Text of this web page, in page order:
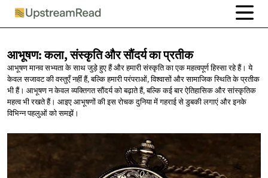
आभूषण: कला, संस्कृति और सौंदर्यका प्रतीक
आभूषण मानव सभ्यता के साथ जुड़े हुए हैं और हमारी संस्कृति का एक महत्वपूर्ण हिस्सा रहे हैं। ये
केवल सजावट की वस्तुएँ नहीं हैं, बल्कि हमारी परंपराओं, विश्वासों और सामाजिक स्थिति के प्रतीक
भी हैं। आभूषण न केवल व्यक्तिगत सौंदर्य को बढ़ाते हैं, बल्कि कई बार ऐतिहासिक और सांस्कृतिक
महत्व भी रखते हैं। आइए आभूषणों की इस रोचक दुनिया में गहराई से डुबकी लगाएं और इनके
विभिन्न पहलुओं को समझें।